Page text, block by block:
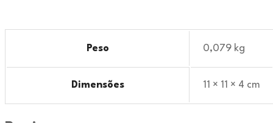
Peso 0,079 kg
Dimensões 11 × 11 × 4 cm